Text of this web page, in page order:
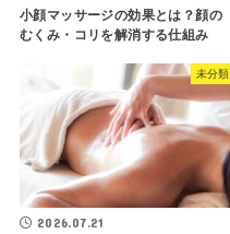
小顔マッサージの効果とは？顔の
むくみ・コリを解消する仕組み
未分類
2026.07.21